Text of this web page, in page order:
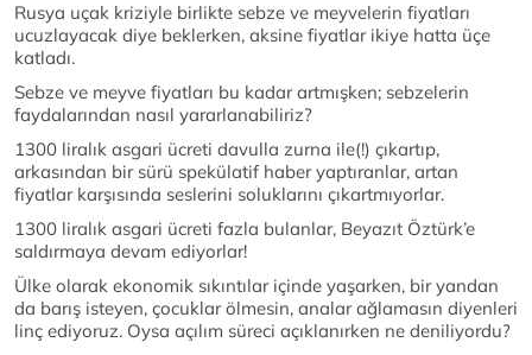
Rusya uçak kriziyle birlikte sebze ve meyvelerin fiyatları
ucuzlayacak diye beklerken, aksine fiyatlar ikiye hatta üçe
katladı.
Sebze ve meyve fiyatları bu kadar artmışken; sebzelerin
faydalarından nasıl yararlanabiliriz?
1300 liralık asgari ücreti davulla zurna ile(!) çıkartıp,
arkasından bir sürü spekülatif haber yaptıranlar, artan
fiyatlar karşısında seslerini soluklarını çıkartmıyorlar.
1300 liralık asgari ücreti fazla bulanlar, Beyazıt Öztürk’e
saldırmaya devam ediyorlar!
Ülke olarak ekonomik sıkıntılar içinde yaşarken, bir yandan
da barış isteyen, çocuklar ölmesin, analar ağlamasın diyenleri
linç ediyoruz. Oysa açılım süreci açıklanırken ne deniliyordu?